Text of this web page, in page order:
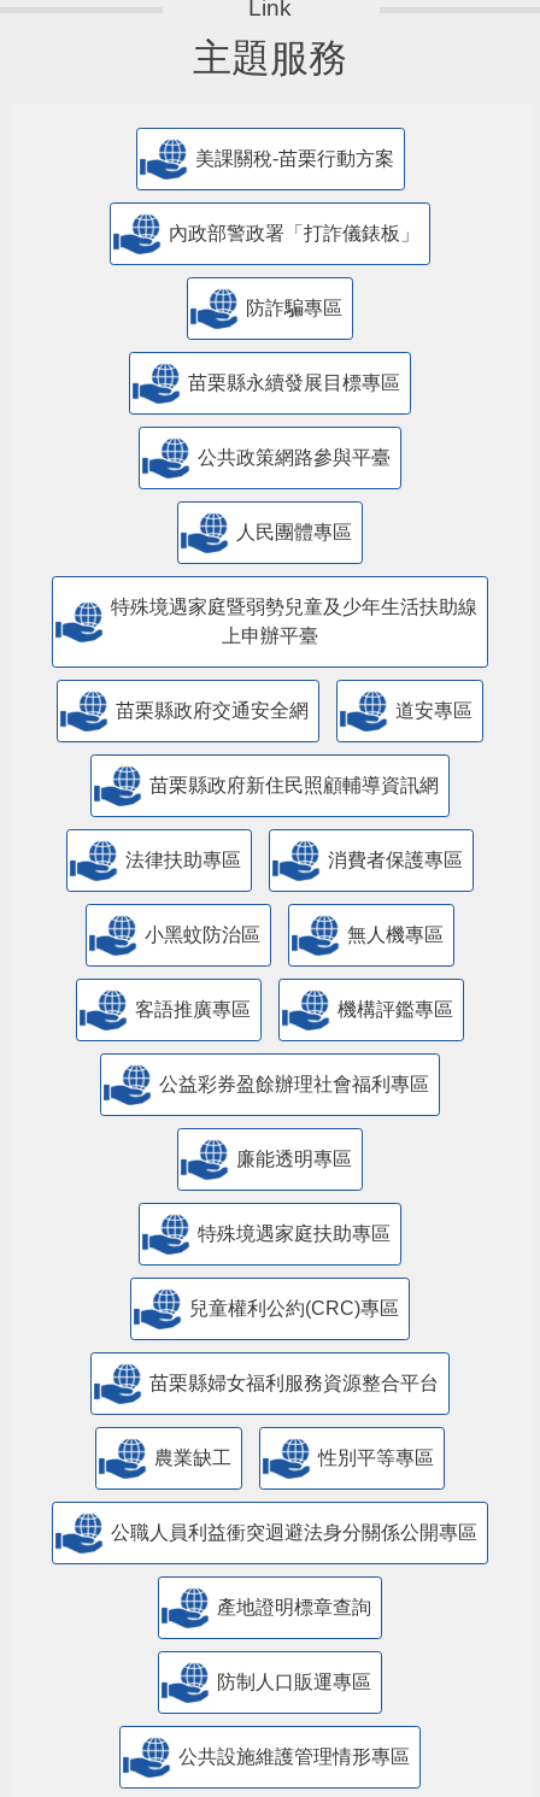
主題服務
美課關稅-苗栗行動方案
內政部警政署「打詐儀錶板」
防詐騙專區
苗栗縣永續發展目標專區
公共政策網路參與平臺
人民團體專區
特殊境遇家庭暨弱勢兒童及少年生活扶助線
上申辦平臺
苗栗縣政府交通安全網 道安專區
苗栗縣政府新住民照顧輔導資訊網
法律扶助專區 消費者保護專區
小黑蚊防治區 無人機專區
客語推廣專區 機構評鑑專區
公益彩券盈餘辦理社會福利專區
廉能透明專區
特殊境遇家庭扶助專區
兒童權利公約(CRC)專區
苗栗縣婦女福利服務資源整合平台
農業缺工 性別平等專區
公職人員利益衝突迴避法身分關係公開專區
產地證明標章查詢
防制人口販運專區
​公共設施維護管理情形專區